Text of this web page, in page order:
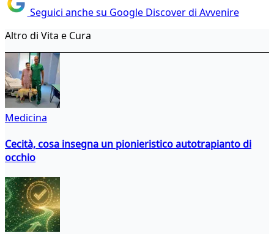
Seguici anche su Google Discover di Avvenire
Altro di Vita e Cura
Medicina
Cecità, cosa insegna un pionieristico autotrapianto di
occhio